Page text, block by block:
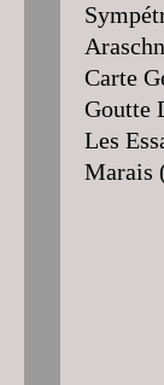
Carte
Goutte
Les
Marais